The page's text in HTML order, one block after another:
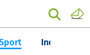
Inchieste